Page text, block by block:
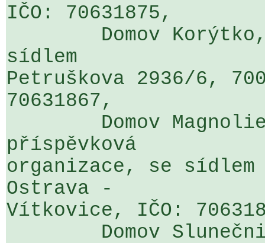
IČO: 70631875,
sídlem
Petruškova 2936/6,
70631867,
příspěvková
organizace, se
Ostrava -
Vítkovice, IČO: